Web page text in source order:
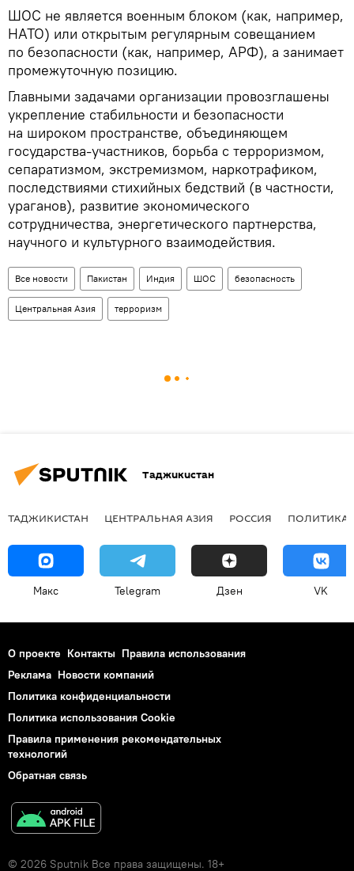
ШОС не является военным блоком (как, например,
НАТО) или открытым регулярным совещанием
по безопасности (как, например, АРФ), а занимает
промежуточную позицию.
Главными задачами организации провозглашены
укрепление стабильности и безопасности
на широком пространстве, объединяющем
государства-участников, борьба с терроризмом,
сепаратизмом, экстремизмом, наркотрафиком,
последствиями стихийных бедствий (в частности,
ураганов), развитие экономического
сотрудничества, энергетического партнерства,
научного и культурного взаимодействия.
Все новости Пакистан Индия ШОС безопасность
Центральная Азия терроризм
Таджикистан
ТАДЖИКИСТАН ЦЕНТРАЛЬНАЯ АЗИЯ РОССИЯ ПОЛИТИКА
Макс Telegram Дзен VK
О проекте Контакты Правила использования
Реклама Новости компаний
Политика конфиденциальности
Политика использования Cookie
Правила применения рекомендательных
технологий
Обратная связь
© 2026 Sputnik Все права защищены. 18+